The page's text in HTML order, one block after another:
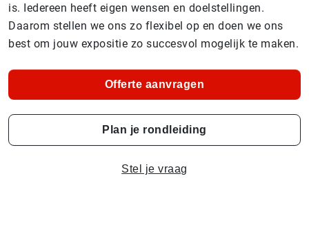
is. Iedereen heeft eigen wensen en doelstellingen.
Daarom stellen we ons zo flexibel op en doen we ons
best om jouw expositie zo succesvol mogelijk te maken.
Offerte aanvragen
Plan je rondleiding
Stel je vraag